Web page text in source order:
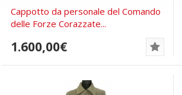
Cappotto da personale del Comando
delle Forze Corazzate...
1.600,00€